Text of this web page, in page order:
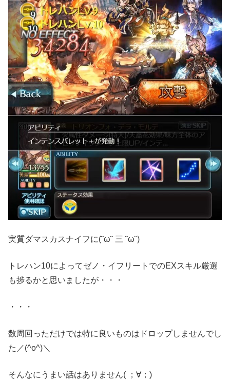
実質ダマスカスナイフに(˘ω˘ 三 ˘ω˘)
トレハン10によってゼノ・イフリートでのEXスキル厳選
も捗るかと思いましたが・・・
・・・
数周回っただけでは特に良いものはドロップしませんでし
た／(^o^)＼
そんなにうまい話はありません( ；∀；)